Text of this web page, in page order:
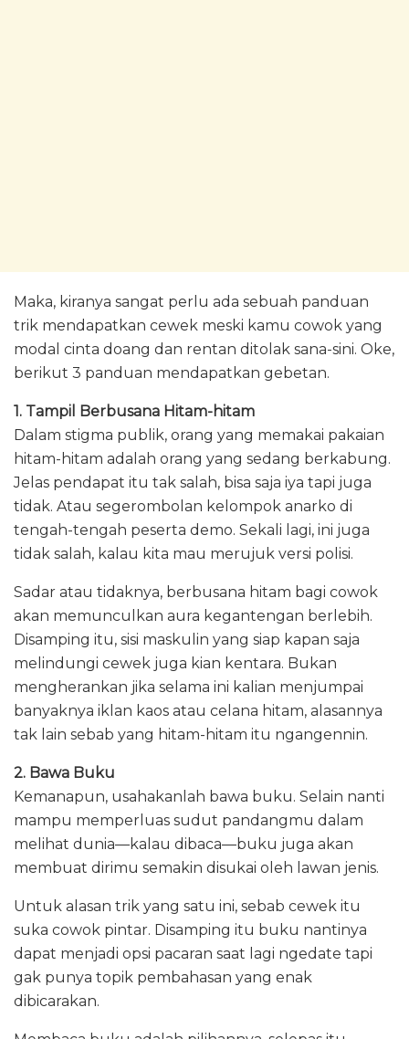
Maka, kiranya sangat perlu ada sebuah panduan
trik mendapatkan cewek meski kamu cowok yang
modal cinta doang dan rentan ditolak sana-sini. Oke,
berikut 3 panduan mendapatkan gebetan.
1. Tampil Berbusana Hitam-hitam
Dalam stigma publik, orang yang memakai pakaian
hitam-hitam adalah orang yang sedang berkabung.
Jelas pendapat itu tak salah, bisa saja iya tapi juga
tidak. Atau segerombolan kelompok anarko di
tengah-tengah peserta demo. Sekali lagi, ini juga
tidak salah, kalau kita mau merujuk versi polisi.
Sadar atau tidaknya, berbusana hitam bagi cowok
akan memunculkan aura kegantengan berlebih.
Disamping itu, sisi maskulin yang siap kapan saja
melindungi cewek juga kian kentara. Bukan
mengherankan jika selama ini kalian menjumpai
banyaknya iklan kaos atau celana hitam, alasannya
tak lain sebab yang hitam-hitam itu ngangennin.
2. Bawa Buku
Kemanapun, usahakanlah bawa buku. Selain nanti
mampu memperluas sudut pandangmu dalam
melihat dunia—kalau dibaca—buku juga akan
membuat dirimu semakin disukai oleh lawan jenis.
Untuk alasan trik yang satu ini, sebab cewek itu
suka cowok pintar. Disamping itu buku nantinya
dapat menjadi opsi pacaran saat lagi ngedate tapi
gak punya topik pembahasan yang enak
dibicarakan.